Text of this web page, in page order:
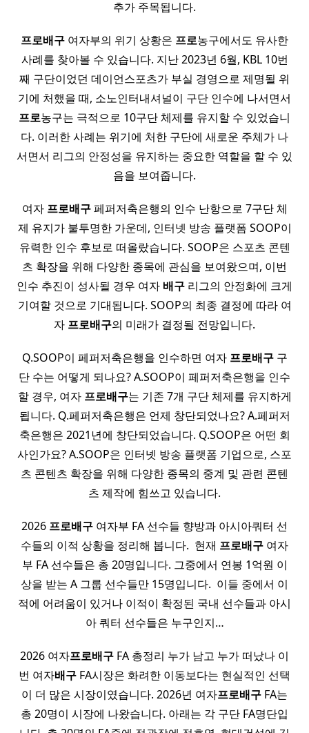
추가 주목됩니다.
프로배구 여자부의 위기 상황은 프로농구에서도 유사한
사례를 찾아볼 수 있습니다. 지난 2023년 6월, KBL 10번
째 구단이었던 데이언스포츠가 부실 경영으로 제명될 위
기에 처했을 때, 소노인터내셔널이 구단 인수에 나서면서
프로농구는 극적으로 10구단 체제를 유지할 수 있었습니
다. 이러한 사례는 위기에 처한 구단에 새로운 주체가 나
서면서 리그의 안정성을 유지하는 중요한 역할을 할 수 있
음을 보여줍니다.
여자 프로배구페퍼저축은행의 인수 난항으로 7구단 체
제 유지가 불투명한 가운데, 인터넷 방송 플랫폼 SOOP이
유력한 인수 후보로 떠올랐습니다. SOOP은 스포츠 콘텐
츠 확장을 위해 다양한 종목에 관심을 보여왔으며, 이번
인수 추진이 성사될 경우 여자 배구 리그의 안정화에 크게
기여할 것으로 기대됩니다. SOOP의 최종 결정에 따라 여
자 프로배구의 미래가 결정될 전망입니다.
Q.SOOP이 페퍼저축은행을 인수하면 여자 프로배구구
단 수는 어떻게 되나요? A.SOOP이 페퍼저축은행을 인수
할 경우, 여자 프로배구는 기존 7개 구단 체제를 유지하게
됩니다. Q.페퍼저축은행은 언제 창단되었나요? A.페퍼저
축은행은 2021년에 창단되었습니다. Q.SOOP은 어떤 회
사인가요? A.SOOP은 인터넷 방송 플랫폼 기업으로, 스포
츠 콘텐츠 확장을 위해 다양한 종목의 중계 및 관련 콘텐
츠 제작에 힘쓰고 있습니다.
2026 프로배구 여자부 FA 선수들 향방과 아시아쿼터 선
수들의 이적 상황을 정리해 봅니다. ​ 현재 프로배구 여자
부 FA 선수들은 총 20명입니다. 그중에서 연봉 1억원 이
상을 받는 A 그룹 선수들만 15명입니다. ​ 이들 중에서 이
적에 어려움이 있거나 이적이 확정된 국내 선수들과 아시
아 쿼터 선수들은 누구인지…
2026 여자프로배구 FA 총정리 누가 남고 누가 떠났나 이
번 여자배구 FA시장은 화려한 이동보다는 현실적인 선택
이 더 많은 시장이였습니다. 2026년 여자프로배구 FA는
총 20명이 시장에 나왔습니다. 아래는 각 구단 FA명단입